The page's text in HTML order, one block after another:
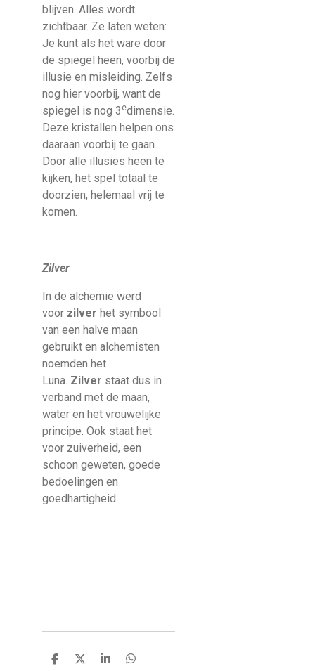
blijven. Alles wordt
zichtbaar. Ze laten weten:
Je kunt als het ware door
de spiegel heen, voorbij de
illusie en misleiding. Zelfs
nog hier voorbij, want de
spiegel is nog 3 edimensie.
Deze kristallen helpen ons
daaraan voorbij te gaan.
Door alle illusies heen te
kijken, het spel totaal te
doorzien, helemaal vrij te
komen.
Zilver
In de alchemie werd
voor zilver het symbool
van een halve maan
gebruikt en alchemisten
noemden het
Luna. Zilver staat dus in
verband met de maan,
water en het vrouwelijke
principe. Ook staat het
voor zuiverheid, een
schoon geweten, goede
bedoelingen en
goedhartigheid.
D
D
S
D